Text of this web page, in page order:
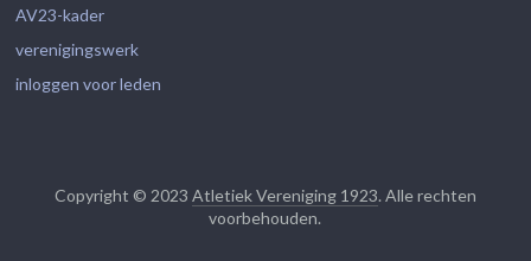
AV23-kader
verenigingswerk
inloggen voor leden
Copyright © 2023 Atletiek Vereniging 1923. Alle rechten
voorbehouden.